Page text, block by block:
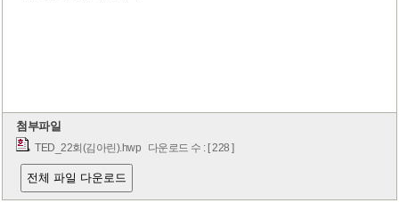
첨부파일
TED_22회(김아린).hwp 다운로드 수 : [ 228 ]
전체 파일 다운로드